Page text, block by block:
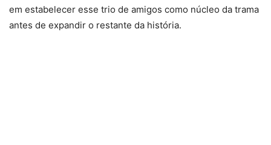
em estabelecer esse trio de amigos como núcleo da trama
antes de expandir o restante da história.